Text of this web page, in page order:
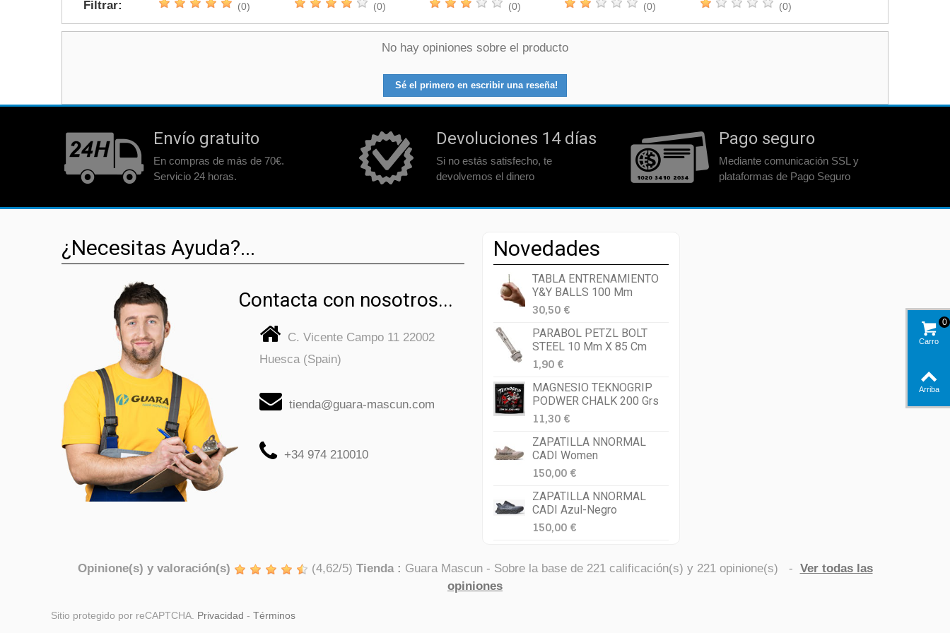
Filtrar: (0) (0) (0) (0) (0)
No hay opiniones sobre el producto
Sé el primero en escribir una reseña!
Envío gratuito
En compras de más de 70€.
Servicio 24 horas.
Devoluciones 14 días
Si no estás satisfecho, te
devolvemos el dinero
Pago seguro
Mediante comunicación SSL y
plataformas de Pago Seguro
¿Necesitas Ayuda?...
Contacta con nosotros...
C. Vicente Campo 11 22002
Huesca (Spain)
tienda@guara-mascun.com
+34 974 210010
Novedades
TABLA ENTRENAMIENTO
Y&Y BALLS 100 Mm
30,50 €
PARABOL PETZL BOLT
STEEL 10 Mm X 85 Cm
1,90 €
MAGNESIO TEKNOGRIP
PODWER CHALK 200 Grs
11,30 €
ZAPATILLA NNORMAL
CADI Women
150,00 €
ZAPATILLA NNORMAL
CADI Azul-Negro
150,00 €
Opinione(s) y valoración(s) (4,62/5) Tienda : Guara Mascun- Sobre la base de 221calificación(s) y 221opinione(s) - Ver todas las
opiniones
Sitio protegido por reCAPTCHA. Privacidad - Términos
Carro
0
Arriba